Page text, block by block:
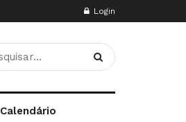
Login
Calendário